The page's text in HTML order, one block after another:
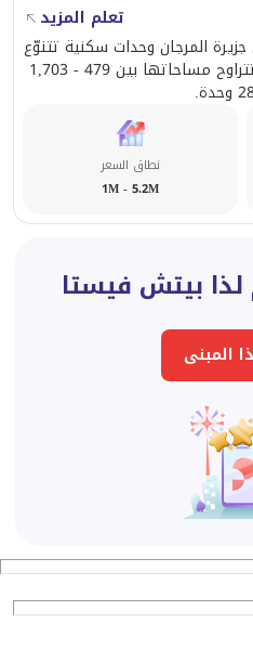
تعلم المزيد
المرجان وحدات سكنية تتنوّع
بين استوديو إلى 2 غرف نوم، وتتراوح مساحاتها بين 479 - 1,703
نطاق السعر
1M - 5.2M
لذا بيتش فيستا
المبنى